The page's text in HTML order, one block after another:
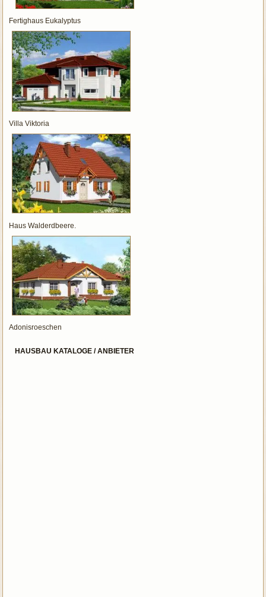
Fertighaus Eukalyptus
Villa Viktoria
Haus Walderdbeere.
Adonisroeschen
HAUSBAU KATALOGE / ANBIETER